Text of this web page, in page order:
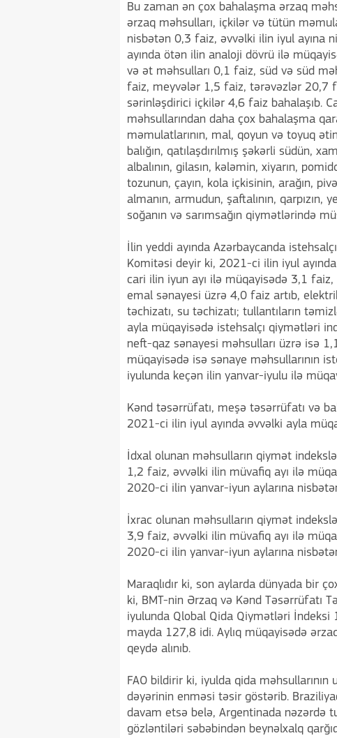
Bu zaman ən çox bahalaşma ərzaq
ərzaq məhsulları, içkilər və tütün
nisbətən 0,3 faiz, əvvəlki ilin iyul ayına
ayında ötən ilin analoji dövrü ilə
və ət məhsulları 0,1 faiz, süd və süd
faiz, meyvələr 1,5 faiz, tərəvəzlər 20,7
sərinləşdirici içkilər 4,6 faiz bahalaşıb.
məhsullarından daha çox bahalaşma
məmulatlarının, mal, qoyun və toyuq
balığın, qatılaşdırılmış şəkərli südün,
albalının, gilasın, kələmin, xiyarın,
tozunun, çayın, kola içkisinin, arağın,
almanın, armudun, şaftalının,
soğanın və sarımsağın qiymətlərində
İlin yeddi ayında Azərbaycanda
Komitəsi deyir ki, 2021-ci ilin iyul
cari ilin iyun ayı ilə müqayisədə 3,1
emal sənayesi üzrə 4,0 faiz artıb,
təchizatı, su təchizatı; tullantıların
ayla müqayisədə istehsalçı qiymətləri
neft-qaz sənayesi məhsulları üzrə isə
müqayisədə isə sənaye məhsullarının
iyulunda keçən ilin yanvar-iyulu ilə
Kənd təsərrüfatı, meşə təsərrüfatı və
2021-ci ilin iyul ayında əvvəlki ayla
İdxal olunan məhsulların qiymət
1,2 faiz, əvvəlki ilin müvafiq ayı ilə
2020-ci ilin yanvar-iyun aylarına
İxrac olunan məhsulların qiymət
3,9 faiz, əvvəlki ilin müvafiq ayı ilə
2020-ci ilin yanvar-iyun aylarına
Maraqlıdır ki, son aylarda dünyada bir
ki, BMT-nin Ərzaq və Kənd Təsərrüfatı
iyulunda Qlobal Qida Qiymətləri
mayda 127,8 idi. Aylıq müqayisədə
qeydə alınıb.
FAO bildirir ki, iyulda qida məhsullarının
dəyərinin enməsi təsir göstərib.
davam etsə belə, Argentinada nəzərdə
gözləntiləri səbəbindən beynəlxalq